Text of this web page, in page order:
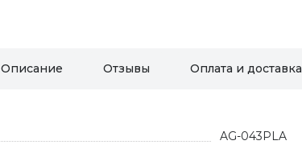
Описание Отзывы Оплата и доставка
AG-043PLA